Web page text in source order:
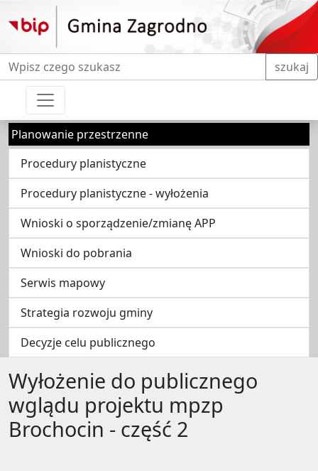
Fraza do wyszukiwania szukaj
Planowanie przestrzenne
Procedury planistyczne
Procedury planistyczne - wyłożenia
Wnioski o sporządzenie/zmianę APP
Wnioski do pobrania
Serwis mapowy
Strategia rozwoju gminy
Decyzje celu publicznego
Wyłożenie do publicznego
wglądu projektu mpzp
Brochocin - część 2